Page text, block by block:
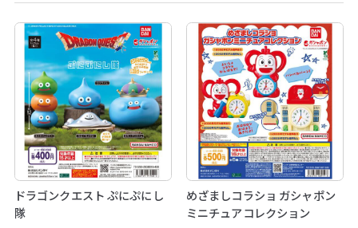
ドラゴンクエスト ぷにぷにし
隊
めざましコラショ ガシャポン
ミニチュアコレクション